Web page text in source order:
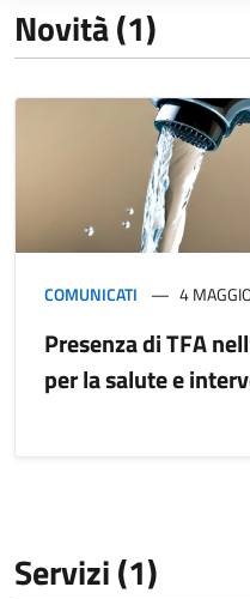
Novità (1)
COMUNICATI 4
Presenza di TFA
per la salute e
Servizi (1)